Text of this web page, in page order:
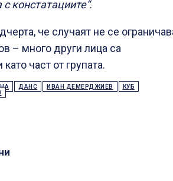
констатациите“.
че случаят не се
– много други лица са
част от групата.
ДАНС ИВАН ДЕМЕРДЖИЕВ
КУБ